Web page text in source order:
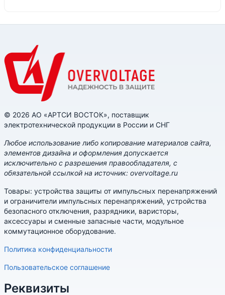
© 2026 АО «АРТСИ ВОСТОК», поставщик
электротехнической продукции в России и СНГ
Любое использование либо копирование материалов сайта,
элементов дизайна и оформления допускается
исключительно с разрешения правообладателя, с
обязательной ссылкой на источник: overvoltage.ru
Товары: устройства защиты от импульсных перенапряжений
и ограничители импульсных перенапряжений, устройства
безопасного отключения, разрядники, варисторы,
аксессуары и сменные запасные части, модульное
коммутационное оборудование.
Политика конфиденциальности
Пользовательское соглашение
Реквизиты